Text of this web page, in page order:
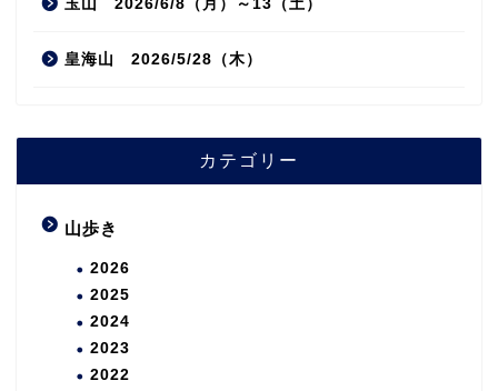
玉山 2026/6/8（月）～13（土）
皇海山 2026/5/28（木）
カテゴリー
山歩き
2026
2025
2024
2023
2022